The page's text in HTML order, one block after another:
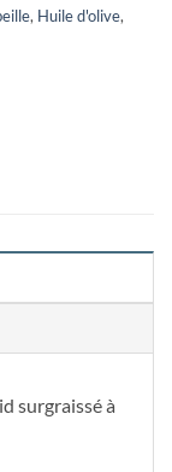
, Huile d'olive,
surgraissé à